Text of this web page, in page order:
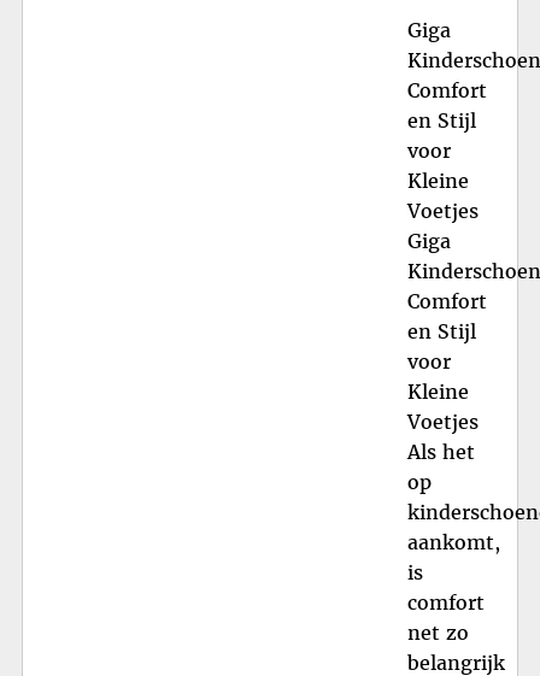
Giga
Comfort
en Stijl
voor
Kleine
Voetjes
Giga
Comfort
en Stijl
voor
Kleine
Voetjes
Als het
op
aankomt,
is
comfort
net zo
belangrijk